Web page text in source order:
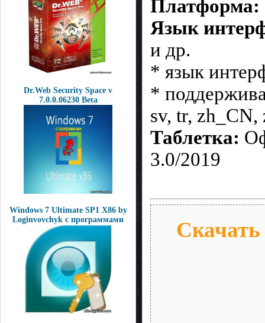
Dr.Web Security Space v
7.0.0.06230 Beta
Windows 7 Ultimate SP1 Х86 by
Loginvovchyk с программами
Платформа:
Язык
и др.
* язык
*
sv, tr,
Таблетка:
3.0/2019